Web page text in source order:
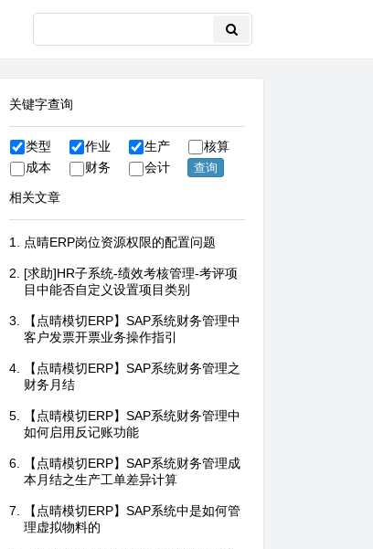
关键字查询
类型 作业 生产
核算
成本
财务 会计
相关文章
点晴ERP岗位资源权限的配置问题
[求助]HR子系统-绩效考核管理-考评项
目中能否自定义设置项目类别
【点晴模切ERP】SAP系统财务管理中
客户发票开票业务操作指引
【点晴模切ERP】SAP系统财务管理之
财务月结
【点晴模切ERP】SAP系统财务管理中
如何启用反记账功能
【点晴模切ERP】SAP系统财务管理成
本月结之生产工单差异计算
【点晴模切ERP】SAP系统中是如何管
理虚拟物料的